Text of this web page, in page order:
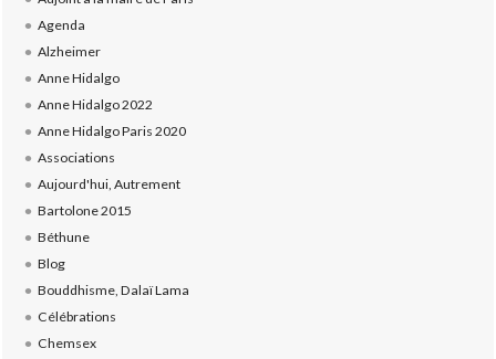
Agenda
Alzheimer
Anne Hidalgo
Anne Hidalgo 2022
Anne Hidalgo Paris 2020
Associations
Aujourd'hui, Autrement
Bartolone 2015
Béthune
Blog
Bouddhisme, Dalaï Lama
Célébrations
Chemsex